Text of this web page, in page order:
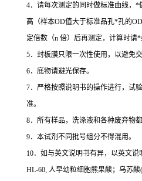
4．请每次测定的同时做标准曲线， *
高（样本OD值大于标准品孔*孔的OD
定倍数（n 倍）后再测定，计算时请*
5．封板膜只限一次性使用，以避免交
6．底物请避光保存。
7．严格按照说明书的操作进行，试
准。
8．所有样品，洗涤液和各种废弃物
9．本试剂不同批号组分不得混用。
10．如与英文说明书有异，以英文说
HL-60, 人早幼粒细胞熊果酸；乌苏酸(